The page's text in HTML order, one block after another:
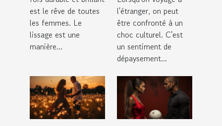
est le rêve de toutes
les femmes. Le
lissage est une
manière...
l'étranger, on peut
être confronté à un
choc culturel. C'est
un sentiment de
dépaysement...